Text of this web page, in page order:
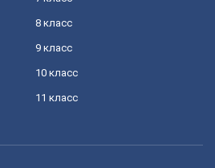
8 класс
9 класс
10 класс
11 класс